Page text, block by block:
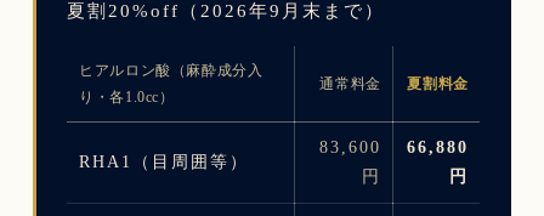
夏割20%off（2026年9月末まで）
ヒアルロン酸（麻酔成分入
り・各1.0cc）
通常料金 夏割料金
RHA1（目周囲等）
83,600
円
66,880
円